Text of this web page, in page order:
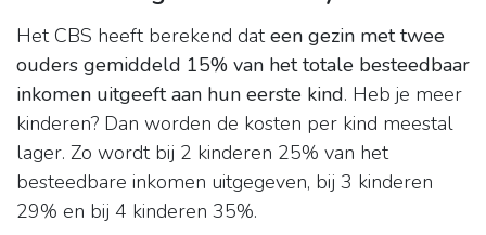
Het CBS heeft berekend dateen gezin met twee
ouders gemiddeld 15% van het totale besteedbaar
inkomen uitgeeft aan hun eerste kind. Heb je meer
kinderen? Dan worden de kosten per kind meestal
lager. Zo wordt bij 2 kinderen 25% van het
besteedbare inkomen uitgegeven, bij 3 kinderen
29% en bij 4 kinderen 35%.